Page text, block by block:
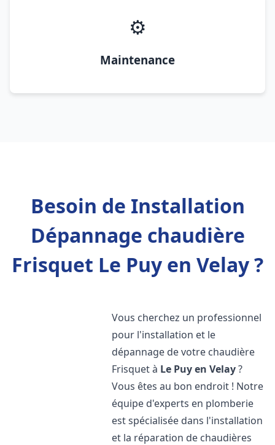
⚙️
Maintenance
Besoin de Installation
Dépannage chaudière
Frisquet Le Puy en Velay ?
Vous cherchez un professionnel
pour l'installation et le
dépannage de votre chaudière
Frisquet à Le Puy en Velay?
Vous êtes au bon endroit ! Notre
équipe d'experts en plomberie
est spécialisée dans l'installation
et la réparation de chaudières